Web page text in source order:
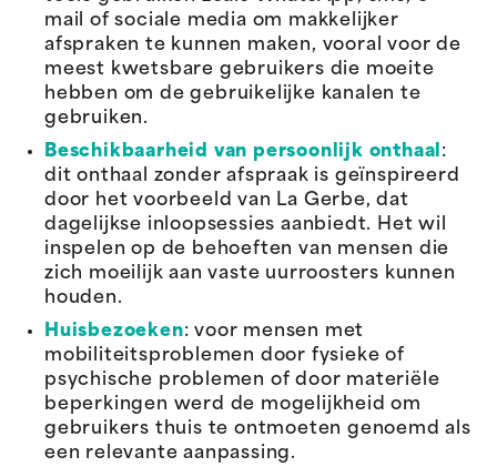
mail of sociale media om makkelijker
afspraken te kunnen maken, vooral voor de
meest kwetsbare gebruikers die moeite
hebben om de gebruikelijke kanalen te
gebruiken.
Beschikbaarheid van persoonlijk onthaal :
dit onthaal zonder afspraak is geïnspireerd
door het voorbeeld van La Gerbe, dat
dagelijkse inloopsessies aanbiedt. Het wil
inspelen op de behoeften van mensen die
zich moeilijk aan vaste uurroosters kunnen
houden.
Huisbezoeken: voor mensen met
mobiliteitsproblemen door fysieke of
psychische problemen of door materiële
beperkingen werd de mogelijkheid om
gebruikers thuis te ontmoeten genoemd als
een relevante aanpassing.